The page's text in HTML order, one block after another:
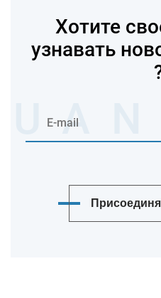
Хотите
узнавать